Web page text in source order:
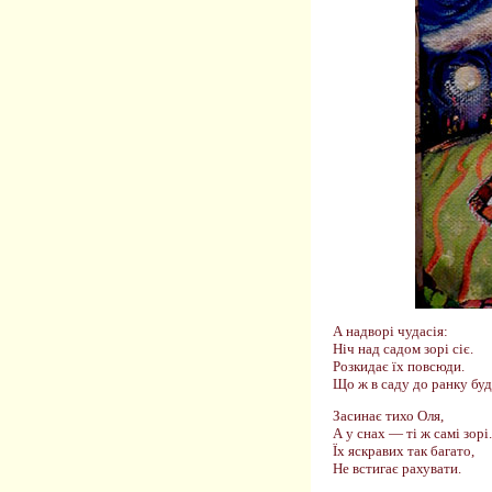
А надворі чудасія:
Ніч над садом зорі сіє.
Розкидає їх повсюди.
Що ж в саду до ранку
Засинає тихо Оля,
А у снах — ті ж самі зорі.
Їх яскравих так багато,
Не встигає рахувати.